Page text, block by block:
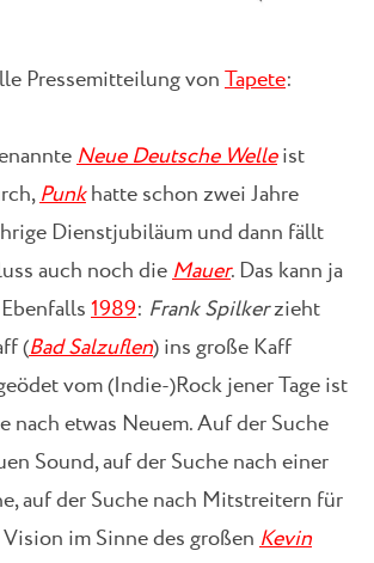
Pressemitteilung vonTapete:
Neue Deutsche Welleist
Punkhatte schon zwei Jahre
Dienstjubiläum und dann fällt
auch noch dieMauer. Das kann ja
1989: Frank Spilkerzieht
(Bad Salzuflen) ins große Kaff
vom (Indie-)Rock jener Tage ist
nach etwas Neuem. Auf der Suche
Sound, auf der Suche nach einer
auf der Suche nach Mitstreitern für
im Sinne des großenKevin